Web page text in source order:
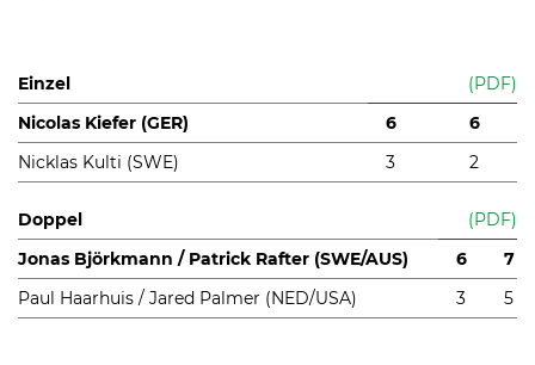
Einzel
(PDF)
Nicolas Kiefer (GER)
6
6
Nicklas Kulti (SWE)
3 2
Doppel
(PDF)
Jonas Björkmann / Patrick Rafter (SWE/AUS)
6
7
Paul Haarhuis / Jared Palmer (NED/USA)
3 5